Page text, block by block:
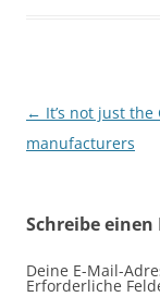
← It’s not just the
manufacturers
Schreibe
Deine E-Mail-
Erforderliche